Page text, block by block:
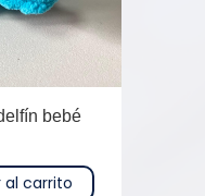
bebé
al carrito